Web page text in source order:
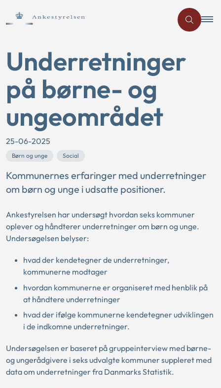
Underretninger
på børne- og
ungeområdet
25-06-2025
Børn og unge Social
Kommunernes erfaringer med underretninger
om børn og unge i udsatte positioner.
Ankestyrelsen har undersøgt hvordan seks kommuner
oplever og håndterer underretninger om børn og unge.
Undersøgelsen belyser:
hvad der kendetegner de underretninger,
kommunerne modtager
hvordan kommunerne er organiseret med henblik på
at håndtere underretninger
hvad der ifølge kommunerne kendetegner udviklingen
i de indkomne underretninger.
Undersøgelsen er baseret på gruppeinterview med børne-
og ungerådgivere i seks udvalgte kommuner suppleret med
data om underretninger fra Danmarks Statistik.